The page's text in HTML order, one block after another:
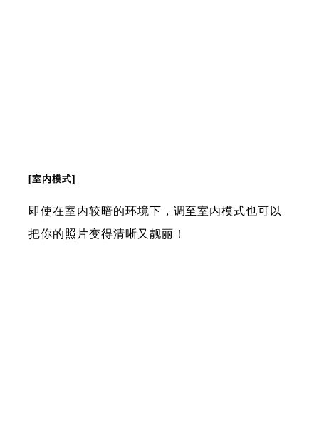
[室内模式]
即使在室内较暗的环境下，调至室内模式也可以
把你的照片变得清晰又靓丽！